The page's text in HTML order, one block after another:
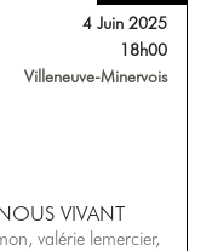
4 Juin 2025
18h00
Villeneuve-Minervois
VIVANT
valérie lemercier,